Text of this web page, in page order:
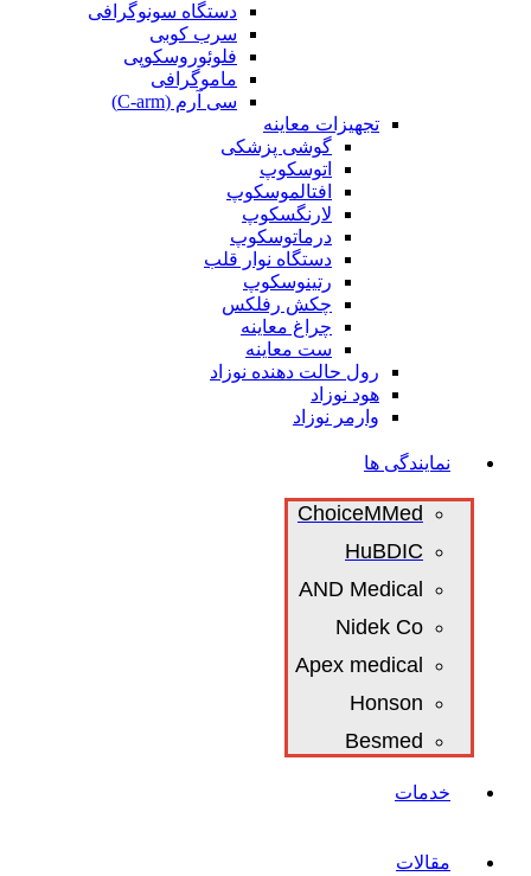
دستگاه سونوگرافی
سرب کوبی
فلوئوروسکوپی
ماموگرافی
سی آرم (C-arm)
تجهیزات معاینه
گوشی پزشکی
اتوسکوپ
افتالموسکوپ
لارنگسکوپ
درماتوسکوپ
دستگاه نوار قلب
رتینوسکوپ
چکش رفلکس
چراغ معاینه
ست معاینه
رول حالت دهنده نوزاد
هود نوزاد
وارمر نوزاد
نمایندگی ها
ChoiceMMed
HuBDIC
AND Medical
Nidek Co
Apex medical
Honson
Besmed
خدمات
مقالات